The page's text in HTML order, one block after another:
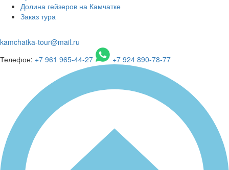
Долина гейзеров на Камчатке
Заказ тура
kamchatka-tour@mail.ru
Телефон: +7 961 965-44-27 +7 924 890-78-77